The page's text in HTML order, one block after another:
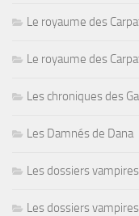
Le royaume des
Le royaume des
Les chroniques des
Les Damnés de Dana
Les dossiers vampires
Les dossiers vampires